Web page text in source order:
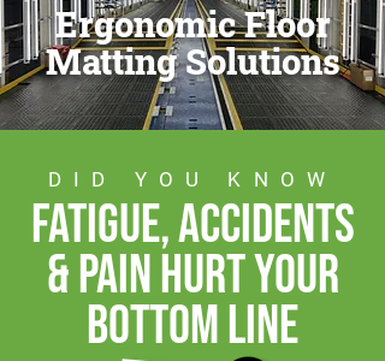
Ergonomic Floor
Matting Solutions
DID YOU KNOW
fatigue, accidents
& pain hurt your
bottom line